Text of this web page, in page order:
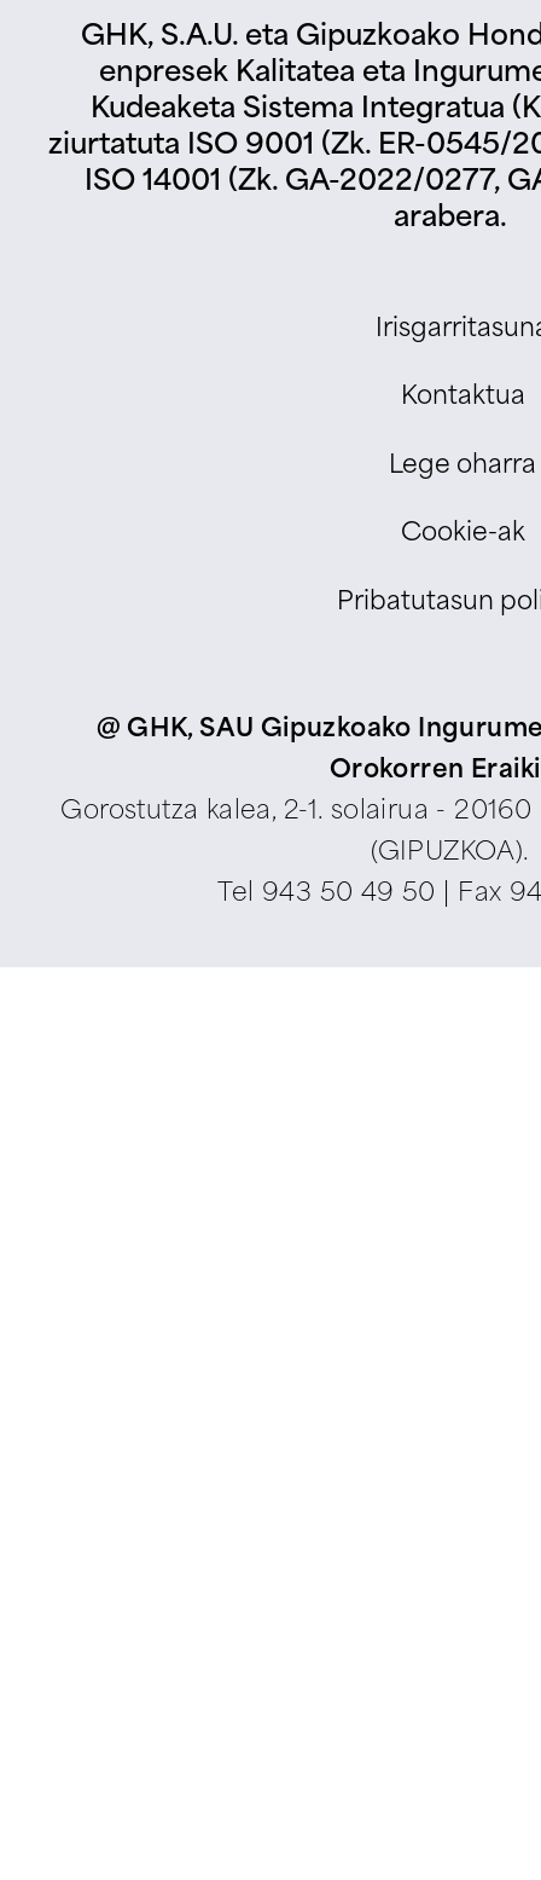
GHK, S.A.U. eta Gipuzkoako
enpresek Kalitatea eta
Kudeaketa Sistema Integratua
ziurtatuta ISO 9001 (Zk. ER-0545/
ISO 14001 (Zk. GA-2022/0277,
arabera.
Kontaktua
Lege oharra
Cookie-ak
Pribatutasun
@ GHK, SAU Gipuzkoako
Orokorren
Gorostutza kalea, 2-1. solairua -
(GIPUZKOA).
Tel 943 50 49 50 | Fax